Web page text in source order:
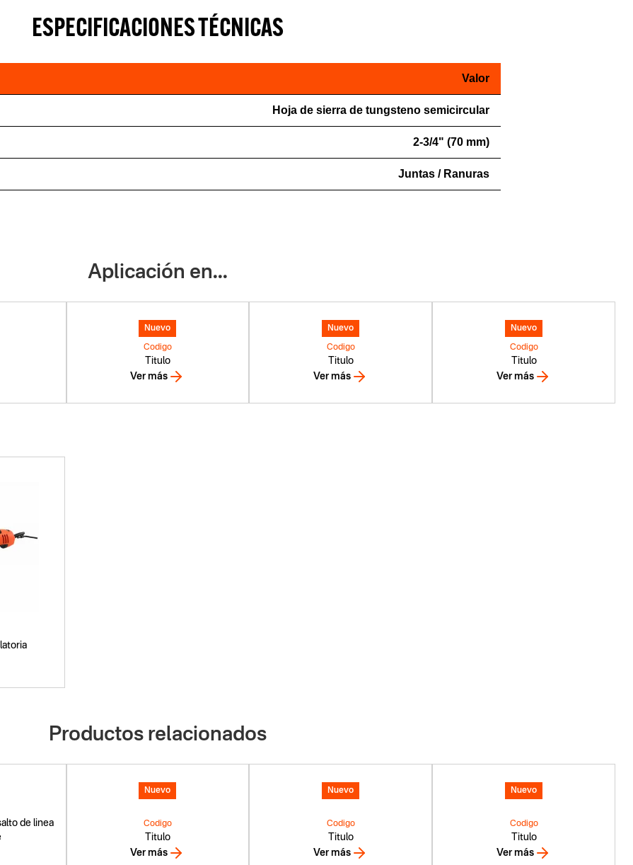
ESPECIFICACIONES TÉCNICAS
Valor
Hoja de sierra de tungsteno semicircular
2-3/4" (70 mm)
Juntas / Ranuras
Aplicación en...
Nuevo
Titulo
Codigo
Ver más
Nuevo
Titulo
Codigo
Ver más
Nuevo
Titulo
Codigo
Ver más
Productos relacionados
de linea
Nuevo
Titulo
Codigo
Ver más
Nuevo
Titulo
Codigo
Ver más
Nuevo
Titulo
Codigo
Ver más